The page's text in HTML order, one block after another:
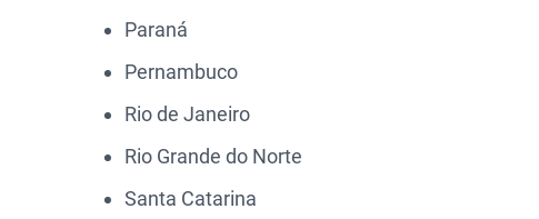
Paraná
Pernambuco
Rio de Janeiro
Rio Grande do Norte
Santa Catarina